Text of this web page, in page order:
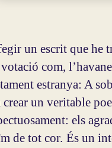
un escrit que he
com,
estranya: A
un veritable
els
de tot cor. És un